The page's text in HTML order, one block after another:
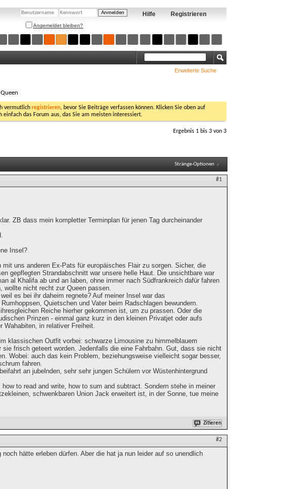
Registrieren
Hilfe
Angemeldet bleiben?
Erweiterte Suche
vermutlich registrieren, bevor Sie Beiträge verfassen können. Klicken Sie oben auf
einfach das Forum aus, das Sie am meisten interessiert.
Ergebnis 1 bis 3 von 3
Stränge-Optionen
#1
ZB dass mein kompletter Terminplan für jenen Tag durcheinander
Insel?
uns anderen Ex-Pats für europäisches Flair zu sorgen. Sicher, die
gepflegten Strandabschnitt war unsere helle Haut. Die unsichtbare war
al Khalifa ab und an laben, ohne immer nach Südfrankreich dafür fahren
wollte nicht recht zur Queen passen.
es bei ihr daheim regnete? Auf meiner Insel war das
Quietschen und Vater beim Radschlagen bewundern.
Reiche hierher gekommen ist, um zu prassen. Oder die
Prinzen - einmal ganz kurz in den kleinen Privatjet oder aufs
Wahabiten, in relativer Freiheit.
klassischen Outfit vorbei: schwarze Limousine zu himmelblauem
frisch geteert worden. Jedenfalls die eine Fahrbahn. Gut, dass sie nicht
Wobei: auch das kein Problem, beziehungsweise vielleicht sogar besser,
fahren.
an jubelnden, sehr sehr jungen Schülern vor Wüstenhintergrund
to read and write, how to sum and subtract. Sondern stehe in meiner
schwenkbaren Union Jack erweitert ist, in der Sonne, tue meine
Zitieren
#2
hätte erleben dürfen. Aber die hat ja nun leider auf so unendlich